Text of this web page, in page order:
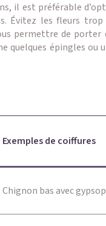
il est préférable
Évitez les fleurs
permettre de
épingles
Exemples de coiffures
Chignon bas avec